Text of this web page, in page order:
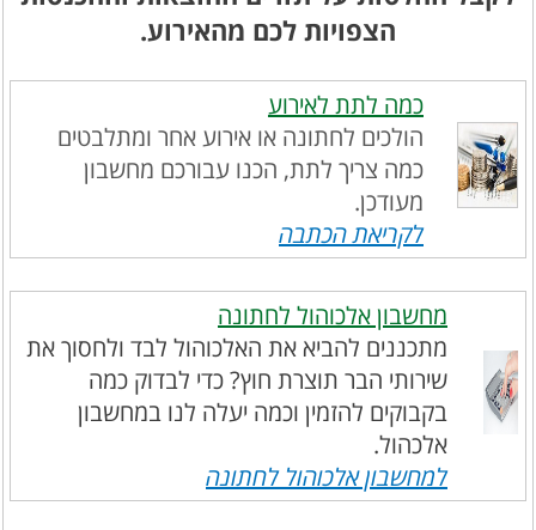
הצפויות לכם מהאירוע.
כמה לתת לאירוע
הולכים לחתונה או אירוע אחר ומתלבטים
כמה צריך לתת, הכנו עבורכם מחשבון
מעודכן.
לקריאת הכתבה
מחשבון אלכוהול לחתונה
מתכננים להביא את האלכוהול לבד ולחסוך את
שירותי הבר תוצרת חוץ? כדי לבדוק כמה
בקבוקים להזמין וכמה יעלה לנו במחשבון
אלכהול.
למחשבון אלכוהול לחתונה